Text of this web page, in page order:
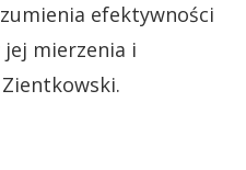
efektywności
mierzenia i